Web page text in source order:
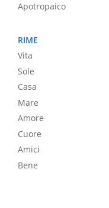
Apotropaico
RIME
Vita
Sole
Casa
Mare
Amore
Cuore
Amici
Bene